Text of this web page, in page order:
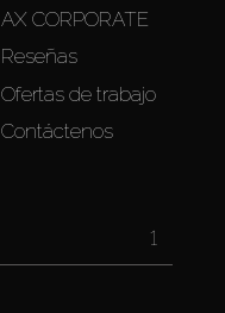
AX CORPORATE
Reseñas
Ofertas de trabajo
Contáctenos
1